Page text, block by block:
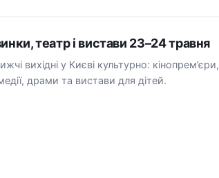
театр і вистави 23–24 травня
вихідні у Києві культурно: кінопрем’єри,
драми та вистави для дітей.